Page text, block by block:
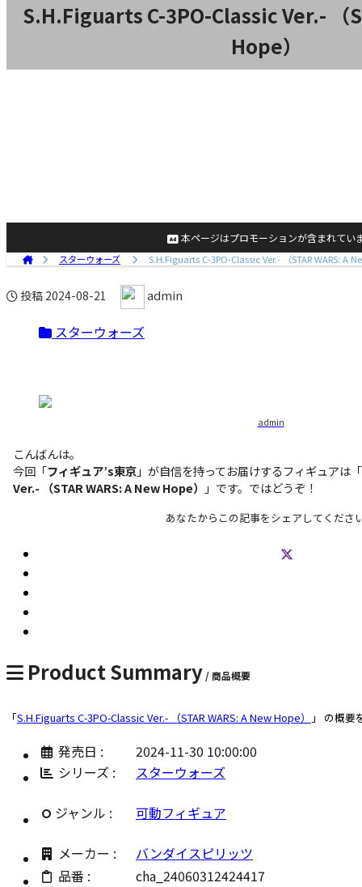
S.H.Figuarts C-3PO-Classic Ver.- （
Hope）
本ページはプロモーションが含まれてい
スターウォーズ S.H.Figuarts C-3PO-Classic Ver.- （STAR WARS: A
投稿 2024-08-21 admin
スターウォーズ
admin
こんばんは。
今回「フィギュア’s東京」が自信を持ってお届けするフィギュアは「
Ver.- （STAR WARS: A New Hope）
」です。ではどうぞ！
あなたからこの記事をシェアしてくださ
Product Summary / 商品概要
「S.H.Figuarts C-3PO-Classic Ver.- （STAR WARS: A New Hope） 」 の概要
発売日 :
2024-11-30 10:00:00
シリーズ :
スターウォーズ
ジャンル : 可動フィギュア
メーカー :
バンダイスピリッツ
品番 :
cha_24060312424417